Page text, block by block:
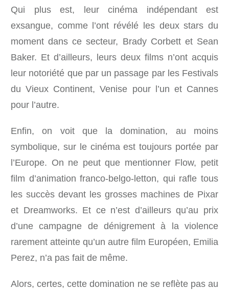
Qui plus est, leur cinéma indépendant est
exsangue, comme l’ont révélé les deux stars du
moment dans ce secteur, Brady Corbett et Sean
Baker. Et d’ailleurs, leurs deux films n’ont acquis
leur notoriété que par un passage par les Festivals
du Vieux Continent, Venise pour l’un et Cannes
pour l’autre.
Enfin, on voit que la domination, au moins
symbolique, sur le cinéma est toujours portée par
l’Europe. On ne peut que mentionner Flow, petit
film d’animation franco-belgo-letton, qui rafle tous
les succès devant les grosses machines de Pixar
et Dreamworks. Et ce n’est d’ailleurs qu’au prix
d’une campagne de dénigrement à la violence
rarement atteinte qu’un autre film Européen, Emilia
Perez, n’a pas fait de même.
Alors, certes, cette domination ne se reflète pas au